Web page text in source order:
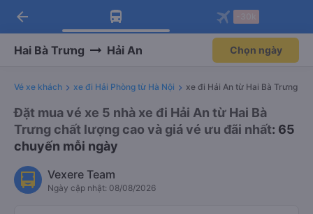
Tải app Vexere ngay!
Nhận ưu đãi thành viên độc
Mở app
Tải app Vexere
-30k/ghế khi đặt vé máy bay qua
Mở app
arrow_back
Hai Bà Trưng Hải An Chọn ngày
Vé xe khách xe đi Hải Phòng từ Hà Nội xe đi Hải An từ Hai Bà Trưng
Đặt mua vé xe 5 nhà xe đi Hải An từ Hai Bà
Trưng chất lượng cao và giá vé ưu đãi nhất: 65
chuyến mỗi ngày
Vexere Team
Ngày cập nhật: 08/08/2026